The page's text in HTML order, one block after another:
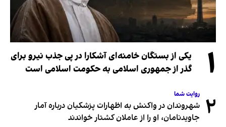
۱
یکی از بستگان خامنه‌ای آشکارا در پی جذب نیرو برای
گذر از جمهوری اسلامی به حکومت اسلامی است
۲ روایت شما
شهروندان در واکنش به اظهارات پزشکیان درباره آمار
جاویدنامان، او را از عاملان کشتار خواندند